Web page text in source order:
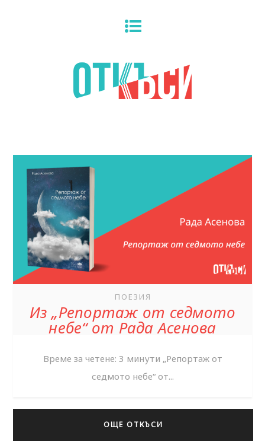
ПОЕЗИЯ
Из „Репортаж от седмото
небе“ от Рада Асенова
Време за четене: 3 минути „Репортаж от
седмото небе“ от...
ОЩЕ ОТКЪСИ